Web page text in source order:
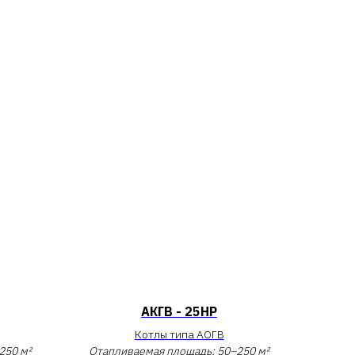
м²
АКГВ - 25НР
Котлы типа АОГВ
Отапливаемая площадь: 50−250 м²